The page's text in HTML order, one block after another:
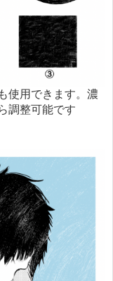
使用できます。濃
調整可能です